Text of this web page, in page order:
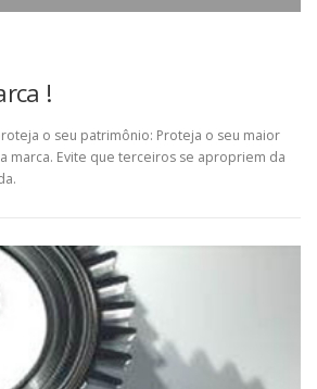
!
o seu patrimônio: Proteja o seu maior
marca. Evite que terceiros se apropriem da